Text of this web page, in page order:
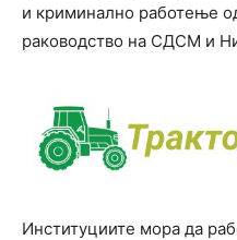
и криминално работење
раководство на СДСМ и
Институциите мора да